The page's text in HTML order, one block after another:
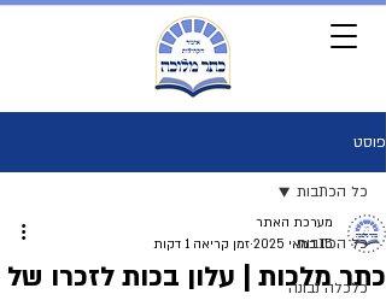
פוסט
כל הכתבות
כלכלה נבונה
כל הכתבות
כתר מלכות | עלון בכות לזכרו של
מערכת האתר
15 במאי 2025
זמן קריאה 1 דקות